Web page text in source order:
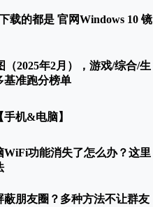
载的都是 官网Windows 10 镜
（2025年2月），游戏/综合/生
基准跑分榜单
机&电脑】
WiFi功能消失了怎么办？这里
蔽朋友圈？多种方法不让群友